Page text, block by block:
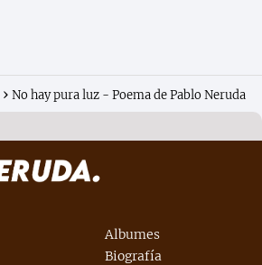
No hay pura luz - Poema de Pablo Neruda
Albumes
Biografía